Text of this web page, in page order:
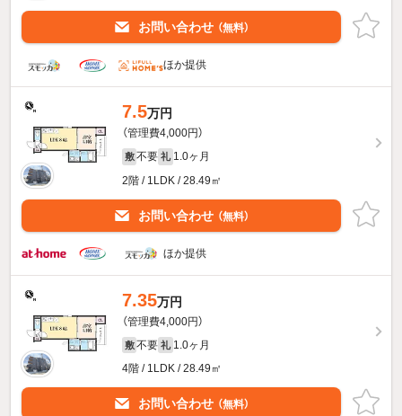
お問い合わせ （無料）
ほか提供
7.5万円
（管理費4,000円）
敷 不要 礼 1.0ヶ月
2階 / 1LDK / 28.49㎡
お問い合わせ （無料）
ほか提供
7.35万円
（管理費4,000円）
敷 不要 礼 1.0ヶ月
4階 / 1LDK / 28.49㎡
お問い合わせ （無料）